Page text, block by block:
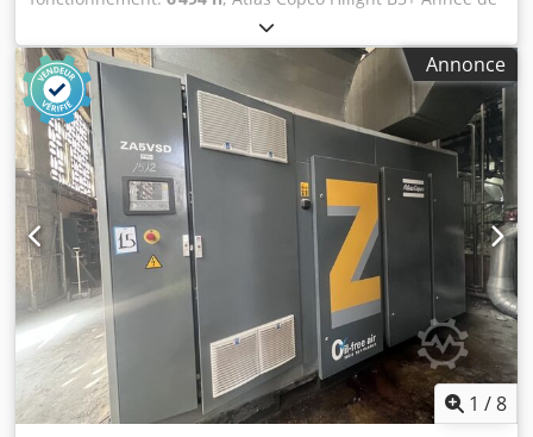
fabrication : 2016 Heures de fonctionnement : 6 494 h
Dsdpjy R Atzjfx Ahhokr Éclairage LED : 4 × 350 W Zone
d'éclairage : jusqu'à 5 000 m² Poids : 981 kg
Annonce
1 /8